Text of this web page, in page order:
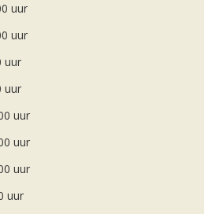
uur
uur
uur
uur
uur
uur
uur
uur